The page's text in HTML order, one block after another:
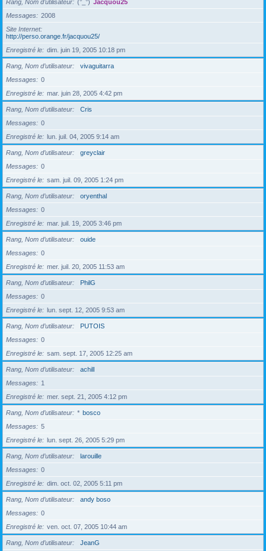
Rang, Nom d’utilisateur (°_°) Jacquou25
Messages
2008
Site Internet
http://perso.orange.fr/jacquou25/
Enregistré le
dim. juin 19, 2005 10:18 pm
Rang, Nom d’utilisateur
vivaguitarra
Messages
0
Enregistré le
mar. juin 28, 2005 4:42 pm
Rang, Nom d’utilisateur
Cris
Messages
0
Enregistré le
lun. juil. 04, 2005 9:14 am
Rang, Nom d’utilisateur
greyclair
Messages
0
Enregistré le
sam. juil. 09, 2005 1:24 pm
Rang, Nom d’utilisateur
oryenthal
Messages
0
Enregistré le
mar. juil. 19, 2005 3:46 pm
Rang, Nom d’utilisateur
ouide
Messages
0
Enregistré le
mer. juil. 20, 2005 11:53 am
Rang, Nom d’utilisateur
PhilG
Messages
0
Enregistré le
lun. sept. 12, 2005 9:53 am
Rang, Nom d’utilisateur
PUTOIS
Messages
0
Enregistré le
sam. sept. 17, 2005 12:25 am
Rang, Nom d’utilisateur
achill
Messages
1
Enregistré le
mer. sept. 21, 2005 4:12 pm
Rang, Nom d’utilisateur * bosco
Messages
5
Enregistré le
lun. sept. 26, 2005 5:29 pm
Rang, Nom d’utilisateur
larouille
Messages
0
Enregistré le
dim. oct. 02, 2005 5:11 pm
Rang, Nom d’utilisateur
andy boso
Messages
0
Enregistré le
ven. oct. 07, 2005 10:44 am
Rang, Nom d’utilisateur
JeanG